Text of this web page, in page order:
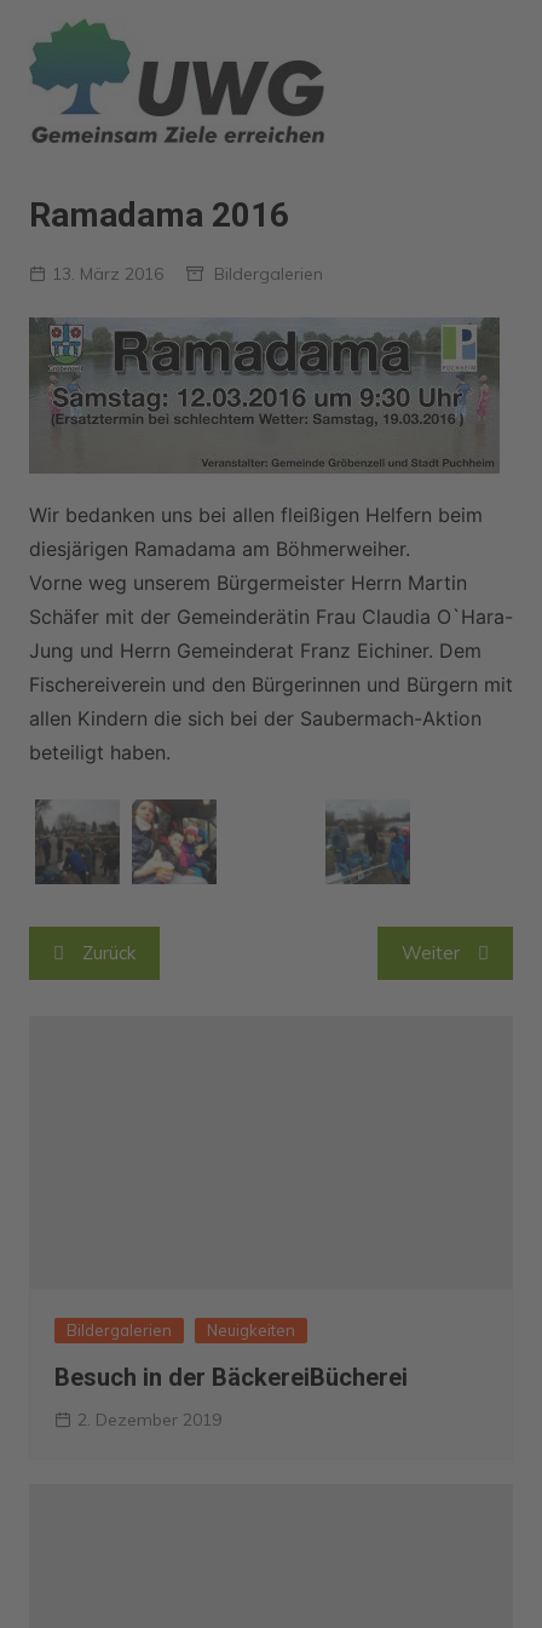
Inhalt
springen
Ramadama 2016
13. März 2016 Bildergalerien
Wir bedanken uns bei allen fleißigen Helfern beim
diesjärigen Ramadama am Böhmerweiher.
Vorne weg unserem Bürgermeister Herrn Martin
Schäfer mit der Gemeinderätin Frau Claudia O`Hara-
Jung und Herrn Gemeinderat Franz Eichiner. Dem
Fischereiverein und den Bürgerinnen und Bürgern mit
allen Kindern die sich bei der Saubermach-Aktion
beteiligt haben.
Beitragsnavigation
Zurück Weiter
Bildergalerien Neuigkeiten
Besuch in der BäckereiBücherei
2. Dezember 2019